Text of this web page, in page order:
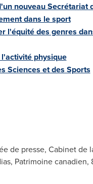
nouveau Secrétariat
dans le sport
l'équité des genres
physique
Sciences et des Sports
de presse, Cabinet de
Patrimoine canadien,